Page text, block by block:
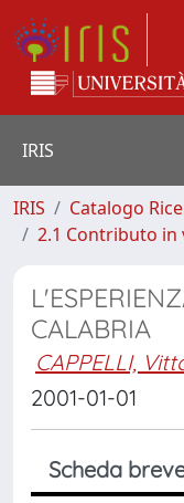
IRIS
IRIS Catalogo
2.1 Contributo in
CALABRIA
CAPPELLI,
2001-01-01
Scheda